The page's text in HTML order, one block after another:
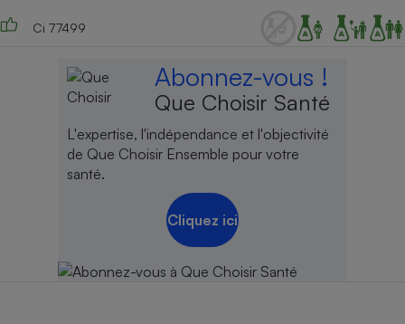
Ci 77499
Abonnez-vous !
Que Choisir Santé
L'expertise, l'indépendance et l'objectivité
de Que Choisir Ensemble pour votre
santé.
Cliquez ici